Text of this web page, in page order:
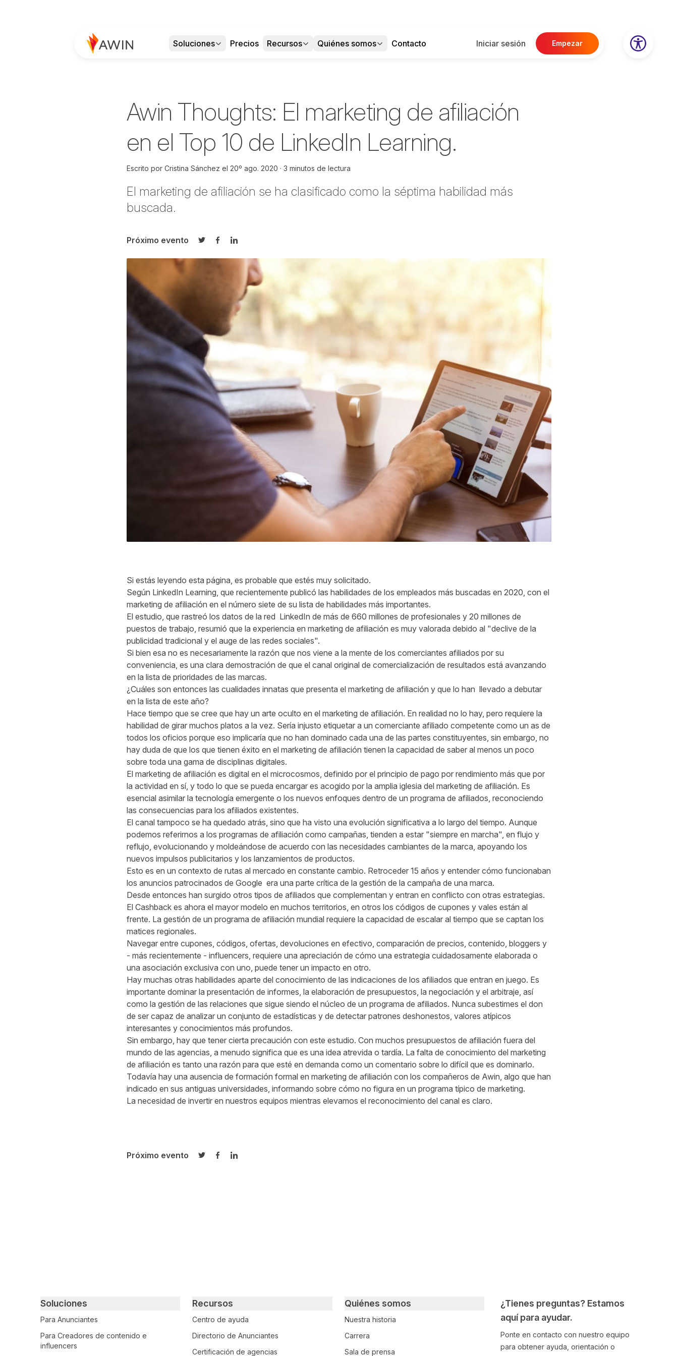
Soluciones Precios Recursos Quiénes somos Contacto Iniciar sesión Empezar
Awin Thoughts: El marketing de afiliación
en el Top 10 de LinkedIn Learning.
Escrito por Cristina Sánchez el 20º ago. 2020 3 minutos de lectura
El marketing de afiliación se ha clasificado como la séptima habilidad más
buscada.
Próximo evento
Compartir en Twitter
Compartir en Facebook
Compartir en LinkedIn
Si estás leyendo esta página, es probable que estés muy solicitado.
Según LinkedIn Learning, que recientemente publicó las habilidades de los empleados más buscadas en 2020, con el
marketing de afiliación en el número siete de su lista de habilidades más importantes.
El estudio, que rastreó los datos de la red LinkedIn de más de 660 millones de profesionales y 20 millones de
puestos de trabajo, resumió que la experiencia en marketing de afiliación es muy valorada debido al "declive de la
publicidad tradicional y el auge de las redes sociales".
Si bien esa no es necesariamente la razón que nos viene a la mente de los comerciantes afiliados por su
conveniencia, es una clara demostración de que el canal original de comercialización de resultados está avanzando
en la lista de prioridades de las marcas.
¿Cuáles son entonces las cualidades innatas que presenta el marketing de afiliación y que lo han llevado a debutar
en la lista de este año?
Hace tiempo que se cree que hay un arte oculto en el marketing de afiliación. En realidad no lo hay, pero requiere la
habilidad de girar muchos platos a la vez. Sería injusto etiquetar a un comerciante afiliado competente como un as de
todos los oficios porque eso implicaría que no han dominado cada una de las partes constituyentes, sin embargo, no
hay duda de que los que tienen éxito en el marketing de afiliación tienen la capacidad de saber al menos un poco
sobre toda una gama de disciplinas digitales.
El marketing de afiliación es digital en el microcosmos, definido por el principio de pago por rendimiento más que por
la actividad en sí, y todo lo que se pueda encargar es acogido por la amplia iglesia del marketing de afiliación. Es
esencial asimilar la tecnología emergente o los nuevos enfoques dentro de un programa de afiliados, reconociendo
las consecuencias para los afiliados existentes.
El canal tampoco se ha quedado atrás, sino que ha visto una evolución significativa a lo largo del tiempo. Aunque
podemos referirnos a los programas de afiliación como campañas, tienden a estar "siempre en marcha", en flujo y
reflujo, evolucionando y moldeándose de acuerdo con las necesidades cambiantes de la marca, apoyando los
nuevos impulsos publicitarios y los lanzamientos de productos.
Esto es en un contexto de rutas al mercado en constante cambio. Retroceder 15 años y entender cómo funcionaban
los anuncios patrocinados de Google era una parte crítica de la gestión de la campaña de una marca.
Desde entonces han surgido otros tipos de afiliados que complementan y entran en conflicto con otras estrategias.
El Cashback es ahora el mayor modelo en muchos territorios, en otros los códigos de cupones y vales están al
frente. La gestión de un programa de afiliación mundial requiere la capacidad de escalar al tiempo que se captan los
matices regionales.
Navegar entre cupones, códigos, ofertas, devoluciones en efectivo, comparación de precios, contenido, bloggers y
- más recientemente - influencers, requiere una apreciación de cómo una estrategia cuidadosamente elaborada o
una asociación exclusiva con uno, puede tener un impacto en otro.
Hay muchas otras habilidades aparte del conocimiento de las indicaciones de los afiliados que entran en juego. Es
importante dominar la presentación de informes, la elaboración de presupuestos, la negociación y el arbitraje, así
como la gestión de las relaciones que sigue siendo el núcleo de un programa de afiliados. Nunca subestimes el don
de ser capaz de analizar un conjunto de estadísticas y de detectar patrones deshonestos, valores atípicos
interesantes y conocimientos más profundos.
Sin embargo, hay que tener cierta precaución con este estudio. Con muchos presupuestos de afiliación fuera del
mundo de las agencias, a menudo significa que es una idea atrevida o tardía. La falta de conocimiento del marketing
de afiliación es tanto una razón para que esté en demanda como un comentario sobre lo difícil que es dominarlo.
Todavía hay una ausencia de formación formal en marketing de afiliación con los compañeros de Awin, algo que han
indicado en sus antiguas universidades, informando sobre cómo no figura en un programa típico de marketing.
La necesidad de invertir en nuestros equipos mientras elevamos el reconocimiento del canal es claro.
Próximo evento
Compartir en Twitter
Compartir en Facebook
Compartir en LinkedIn
¿Tienes preguntas? Estamos
aquí para ayudar.
Ponte en contacto con nuestro equipo
para obtener ayuda, orientación o
Primary footer navigation
Soluciones
Para Anunciantes
Para Creadores de contenido e
influencers
Recursos
Centro de ayuda
Directorio de Anunciantes
Certificación de agencias
Quiénes somos
Nuestra historia
Carrera
Sala de prensa